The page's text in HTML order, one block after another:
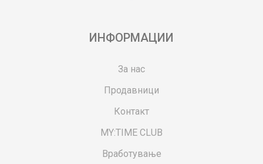
ИНФОРМАЦИИ
За нас
Продавници
Контакт
MY:TIME CLUB
Вработување